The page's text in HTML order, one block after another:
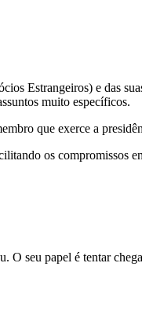
Estrangeiros) e das
muito específicos.
que exerce a
os compromissos
seu papel é tentar